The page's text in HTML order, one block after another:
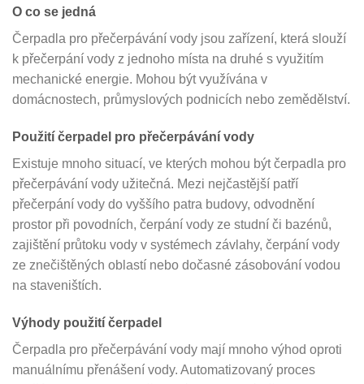
O co se jedná
Čerpadla pro přečerpávání vody jsou zařízení, která slouží
k přečerpání vody z jednoho místa na druhé s využitím
mechanické energie. Mohou být využívána v
domácnostech, průmyslových podnicích nebo zemědělství.
Použití čerpadel pro přečerpávání vody
Existuje mnoho situací, ve kterých mohou být čerpadla pro
přečerpávání vody užitečná. Mezi nejčastější patří
přečerpání vody do vyššího patra budovy, odvodnění
prostor při povodních, čerpání vody ze studní či bazénů,
zajištění průtoku vody v systémech závlahy, čerpání vody
ze znečištěných oblastí nebo dočasné zásobování vodou
na staveništích.
Výhody použití čerpadel
Čerpadla pro přečerpávání vody mají mnoho výhod oproti
manuálnímu přenášení vody. Automatizovaný proces